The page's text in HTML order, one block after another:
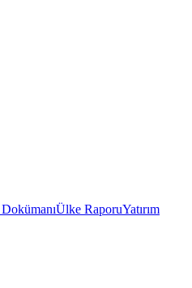
DokümanıÜlke RaporuYatırım